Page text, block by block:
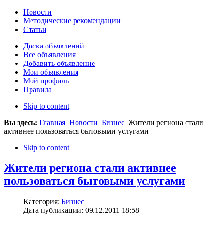
Новости
Методические рекомендации
Статьи
Доска объявлений
Все объявления
Добавить объявление
Мои объявления
Мой профиль
Правила
Skip to content
Вы здесь: Главная Новости Бизнес Жители региона стали
активнее пользоваться бытовыми услугами
Skip to content
Жители региона стали активнее
пользоваться бытовыми услугами
Категория: Бизнес
Дата публикации: 09.12.2011 18:58